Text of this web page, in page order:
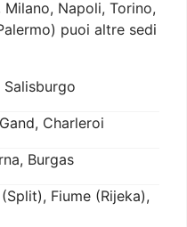
Napoli, Torino,
puoi altre sedi
Salisburgo
Charleroi
Burgas
Fiume (Rijeka),